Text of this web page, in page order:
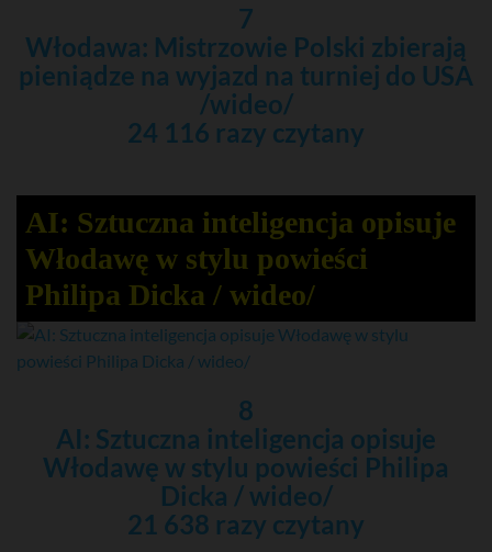
7
Włodawa: Mistrzowie Polski zbierają
pieniądze na wyjazd na turniej do USA
/wideo/
24 116 razy czytany
AI: Sztuczna inteligencja opisuje
Włodawę w stylu powieści
Philipa Dicka / wideo/
8
AI: Sztuczna inteligencja opisuje
Włodawę w stylu powieści Philipa
Dicka / wideo/
21 638 razy czytany